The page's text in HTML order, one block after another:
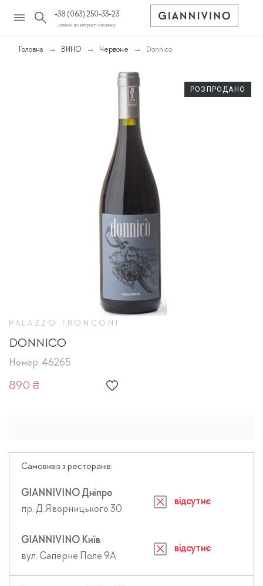
+38 (063) 250-33-23
дзвінок до інтернет-магазину
Головна ВИНО Червоне Donnico
РОЗПРОДАНО
PALAZZO TRONCONI
DONNICO
Номер: 46265
890 ₴
Самовивіз з ресторанів:
GIANNIVINO Дніпро
пр. Д.Яворницького 30
відсутнє
GIANNIVINO Київ
вул. Саперне Поле 9А
відсутнє